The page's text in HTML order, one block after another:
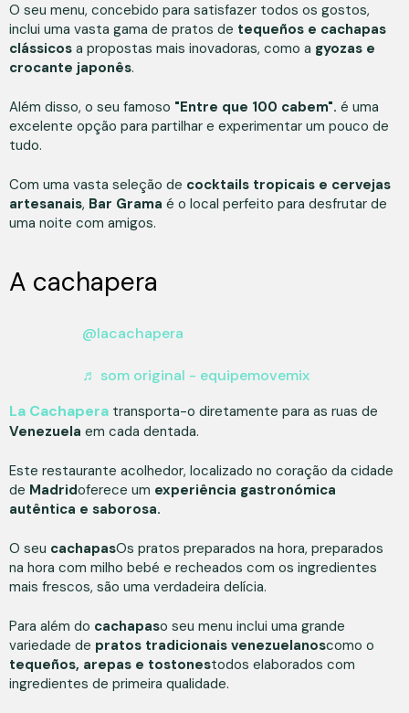
O seu menu, concebido para satisfazer todos os gostos,
inclui uma vasta gama de pratos de tequeños e cachapas
clássicos a propostas mais inovadoras, como a gyozas e
crocante japonês.
Além disso, o seu famoso "Entre que 100 cabem". é uma
excelente opção para partilhar e experimentar um pouco de
tudo.
Com uma vasta seleção de cocktails tropicais e cervejas
artesanais, Bar Grama é o local perfeito para desfrutar de
uma noite com amigos.
A cachapera
@lacachapera
♬ som original - equipemovemix
La Cachapera transporta-o diretamente para as ruas de
Venezuela em cada dentada.
Este restaurante acolhedor, localizado no coração da cidade
de Madridoferece um experiência gastronómica
autêntica e saborosa.
O seu cachapasOs pratos preparados na hora, preparados
na hora com milho bebé e recheados com os ingredientes
mais frescos, são uma verdadeira delícia.
Para além do cachapaso seu menu inclui uma grande
variedade de pratos tradicionais venezuelanoscomo o
tequeños, arepas e tostonestodos elaborados com
ingredientes de primeira qualidade.